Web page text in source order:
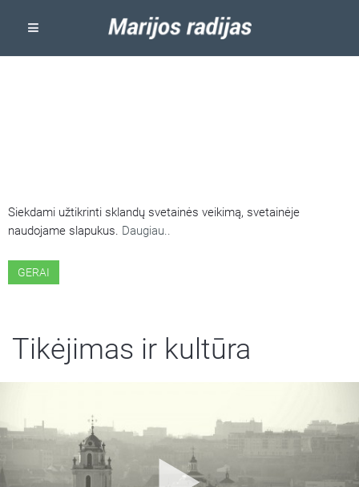
Siekdami užtikrinti sklandų svetainės veikimą, svetainėje
naudojame slapukus. Daugiau..
GERAI
Tikėjimas ir kultūra